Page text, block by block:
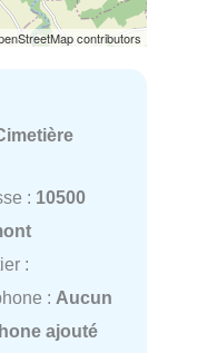
contributors
: 10500
:
: Aucun
ajouté